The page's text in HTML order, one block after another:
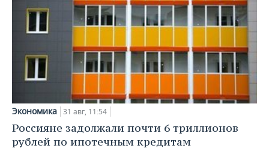
Экономика 31 авг, 11:54
Россияне задолжали почти 6 триллионов
рублей по ипотечным кредитам